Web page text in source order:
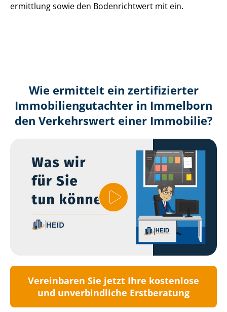
ermitt­lung sowie den Bodenrichtwert mit ein.
Wie ermittelt ein zertifizierter
Immobilien­gutachter in Immelborn
den Verkehrswert einer Immobilie?
Vereinbaren Sie jetzt Ihre kostenlose
und unverbindliche Erstberatung